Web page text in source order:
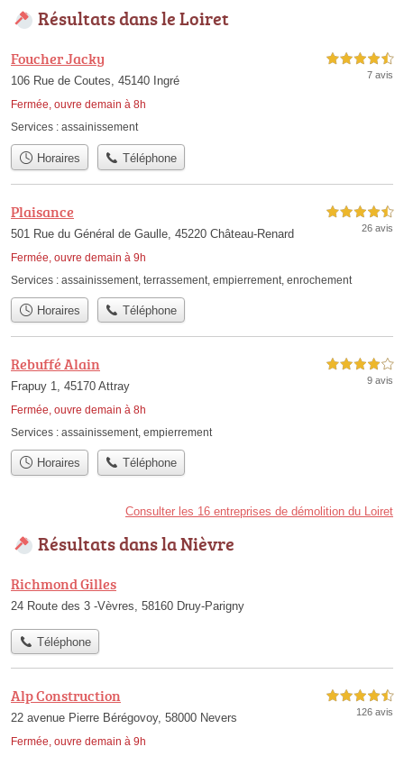
Résultats dans le Loiret
Foucher Jacky
106 Rue de Coutes, 45140 Ingré
Fermée, ouvre demain à 8h
4,5 étoiles sur 5
7 avis
Services : assainissement
Horaires Téléphone
Plaisance
501 Rue du Général de Gaulle, 45220 Château-Renard
Fermée, ouvre demain à 9h
4,5 étoiles sur 5
26 avis
Services : assainissement terrassement empierrement enrochement
Horaires Téléphone
Rebuffé Alain
Frapuy 1, 45170 Attray
Fermée, ouvre demain à 8h
4,0 étoiles sur 5
9 avis
Services : assainissement, empierrement
Horaires Téléphone
Consulter les 16 entreprises de démolition du Loiret
Résultats dans la Nièvre
Richmond Gilles
24 Route des 3 -Vèvres, 58160 Druy-Parigny
Téléphone
Alp Construction
22 avenue Pierre Bérégovoy, 58000 Nevers
Fermée, ouvre demain à 9h
4,5 étoiles sur 5
126 avis